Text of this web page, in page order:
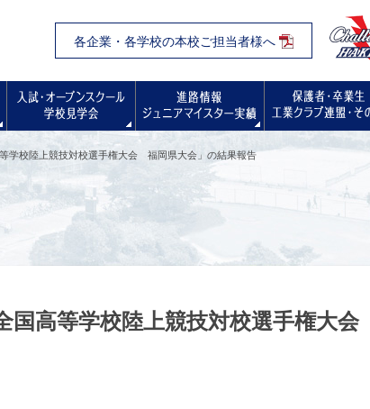
各企業・各学校の本校ご担当者様へ
学校生活 入試・オープンスクール・学校見学会
進路情報
学校陸上競技対校選手権大会 福岡県大会」の結果報告
国高等学校陸上競技対校選手権大会